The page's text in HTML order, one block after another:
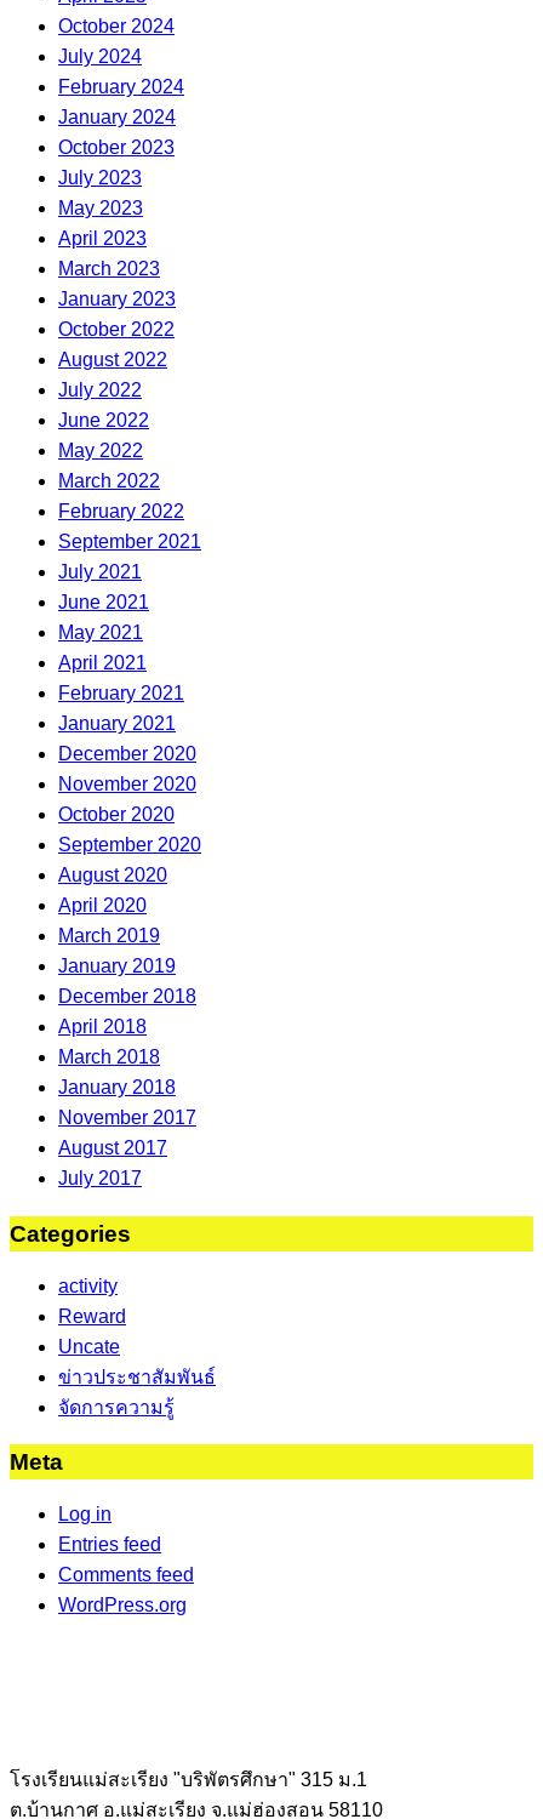
October 2024
July 2024
February 2024
January 2024
October 2023
July 2023
May 2023
April 2023
March 2023
January 2023
October 2022
August 2022
July 2022
June 2022
May 2022
March 2022
February 2022
September 2021
July 2021
June 2021
May 2021
April 2021
February 2021
January 2021
December 2020
November 2020
October 2020
September 2020
August 2020
April 2020
March 2019
January 2019
December 2018
April 2018
March 2018
January 2018
November 2017
August 2017
July 2017
Categories
activity
Reward
Uncate
ข่าวประชาสัมพันธ์
จัดการความรู้
Meta
Log in
Entries feed
Comments feed
WordPress.org
โรงเรียนแม่สะเรียง "บริพัตรศึกษา" 315 ม.1
ต.บ้านกาศ อ.แม่สะเรียง จ.แม่ฮ่องสอน 58110